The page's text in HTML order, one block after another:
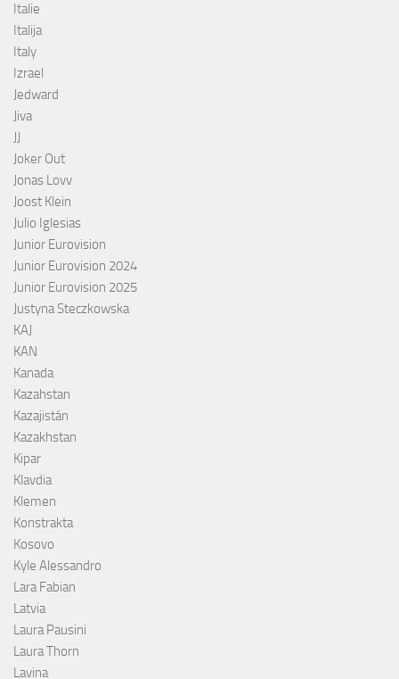
Italie
Italija
Italy
Izrael
Jedward
Jiva
JJ
Joker Out
Jonas Lovv
Joost Klein
Julio Iglesias
Junior Eurovision
Junior Eurovision 2024
Junior Eurovision 2025
Justyna Steczkowska
KAJ
KAN
Kanada
Kazahstan
Kazajistán
Kazakhstan
Kipar
Klavdia
Klemen
Konstrakta
Kosovo
Kyle Alessandro
Lara Fabian
Latvia
Laura Pausini
Laura Thorn
Lavina